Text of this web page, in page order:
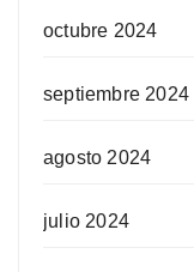
octubre 2024
septiembre 2024
agosto 2024
julio 2024